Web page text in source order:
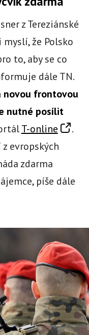
z Tereziánské
že Polsko
to, aby se co
dále TN.
novou frontovou
nutné posílit
T-online
.
evropských
zdarma
píše dále